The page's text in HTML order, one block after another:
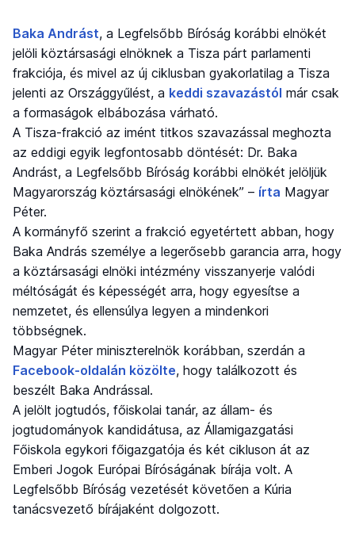
Baka Andrást, a Legfelsőbb Bíróság korábbi elnökét
jelöli köztársasági elnöknek a Tisza párt parlamenti
frakciója, és mivel az új ciklusban gyakorlatilag a Tisza
jelenti az Országgyűlést, a keddi szavazástól már csak
a formaságok elbábozása várható.
A Tisza-frakció az imént titkos szavazással meghozta
az eddigi egyik legfontosabb döntését: Dr. Baka
Andrást, a Legfelsőbb Bíróság korábbi elnökét jelöljük
Magyarország köztársasági elnökének” – írta Magyar
Péter.
A kormányfő szerint a frakció egyetértett abban, hogy
Baka András személye a legerősebb garancia arra, hogy
a köztársasági elnöki intézmény visszanyerje valódi
méltóságát és képességét arra, hogy egyesítse a
nemzetet, és ellensúlya legyen a mindenkori
többségnek.
Magyar Péter miniszterelnök korábban, szerdán a
Facebook-oldalán közölte, hogy találkozott és
beszélt Baka Andrással.
A jelölt jogtudós, főiskolai tanár, az állam- és
jogtudományok kandidátusa, az Államigazgatási
Főiskola egykori főigazgatója és két cikluson át az
Emberi Jogok Európai Bíróságának bírája volt. A
Legfelsőbb Bíróság vezetését követően a Kúria
tanácsvezető bírájaként dolgozott.